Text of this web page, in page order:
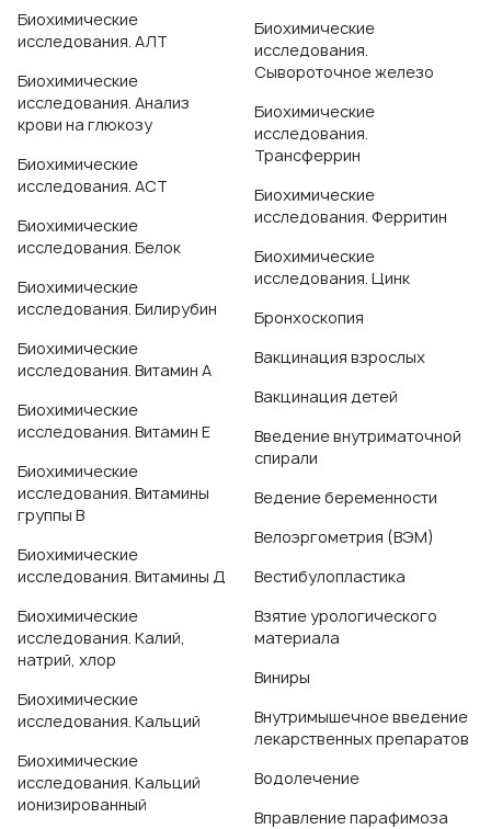
Биохимические
исследования. АЛТ
Биохимические
исследования. Анализ
крови на глюкозу
Биохимические
исследования. АСТ
Биохимические
исследования. Белок
Биохимические
исследования. Билирубин
Биохимические
исследования. Витамин А
Биохимические
исследования. Витамин Е
Биохимические
исследования. Витамины
группы B
Биохимические
исследования. Витамины Д
Биохимические
исследования. Калий,
натрий, хлор
Биохимические
исследования. Кальций
Биохимические
исследования. Кальций
ионизированный
Биохимические
исследования.
Сывороточное железо
Биохимические
исследования.
Трансферрин
Биохимические
исследования. Ферритин
Биохимические
исследования. Цинк
Бронхоскопия
Вакцинация взрослых
Вакцинация детей
Введение внутриматочной
спирали
Ведение беременности
Велоэргометрия (ВЭМ)
Вестибулопластика
Взятие урологического
материала
Виниры
Внутримышечное введение
лекарственных препаратов
Водолечение
Вправление парафимоза